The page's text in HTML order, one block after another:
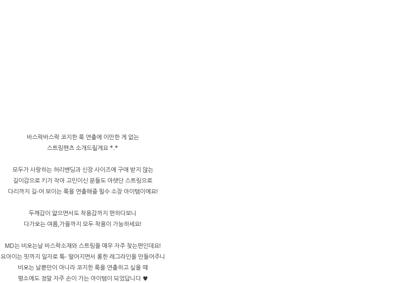
바스락바스락 코지한 룩 연출에 이만한 게 없는
스트링팬츠 소개드릴게요 *.*
모두가 사랑하는 허리밴딩과 신장 사이즈에 구애 받지 않는
길이감으로 키가 작아 고민이신 분들도 아랫단 스트링으로
다리까지 길-어 보이는 룩을 연출해줄 필수 소장 아이템이에요!
두깨감이 얇으면서도 착용감까지 편하다보니
다가오는 여름,가을까지 모두 착용이 가능하세요!
MD는 비오는날 바스락소재와 스트링을 매우 자주 찾는편인데요!
요아이는 핏까지 일자로 툭- 떨어지면서 롱한 레그라인을 만들어주니
비오는 날뿐만이 아니라 코지한 룩을 연출하고 싶을 때
평소에도 정말 자주 손이 가는 아이템이 되었답니다 ♥